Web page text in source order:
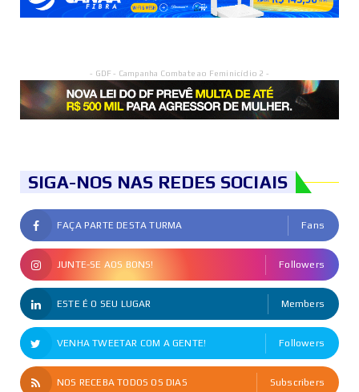
- GDF - Campanha Combate ao Feminicídio 2 -
SIGA-NOS NAS REDES SOCIAIS
FAÇA PARTE DESTA TURMA Fans
JUNTE-SE AOS BONS! Followers
ESTE É O SEU LUGAR Members
VENHA TWEETAR COM A GENTE! Followers
NOS RECEBA TODOS OS DIAS Subscribers